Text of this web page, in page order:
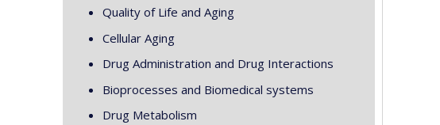
Quality of Life and Aging
Cellular Aging
Drug Administration and Drug Interactions
Bioprocesses and Biomedical systems
Drug Metabolism